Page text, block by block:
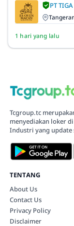
PT
1 hari yang lalu
Tcgroup.tc
menyediakan loker
Industri yang update
TENTANG
About Us
Contact Us
Privacy Policy
Disclaimer